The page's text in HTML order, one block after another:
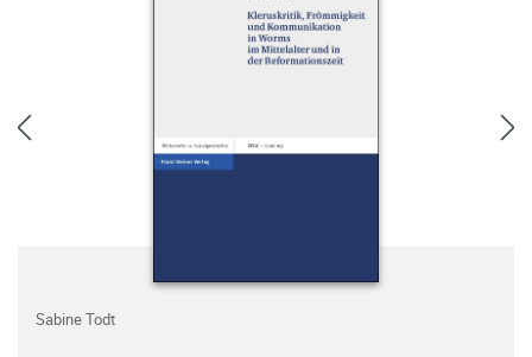
Sabine Todt